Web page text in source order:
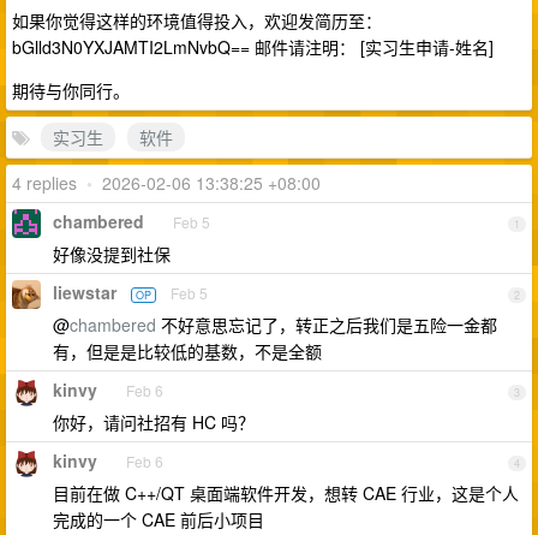
如果你觉得这样的环境值得投入，欢迎发简历至：
bGlld3N0YXJAMTI2LmNvbQ== 邮件请注明： [实习生申请-姓名]
期待与你同行。
实习生
软件
4 replies • 2026-02-06 13:38:25 +08:00
1
chambered Feb 5
好像没提到社保
2
liewstar OP Feb 5
@chambered 不好意思忘记了，转正之后我们是五险一金都
有，但是是比较低的基数，不是全额
3
kinvy Feb 6
你好，请问社招有 HC 吗？
4
kinvy Feb 6
目前在做 C++/QT 桌面端软件开发，想转 CAE 行业，这是个人
完成的一个 CAE 前后小项目